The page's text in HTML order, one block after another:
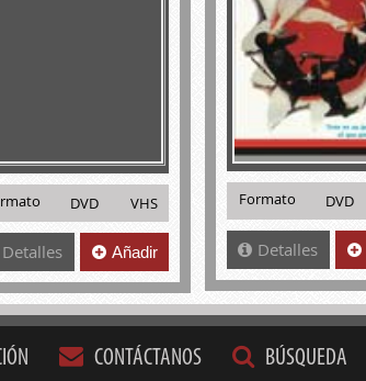
DVD VHS
Detalles Añadir
Formato DVD
Detalles
CONTÁCTANOS BÚSQUEDA